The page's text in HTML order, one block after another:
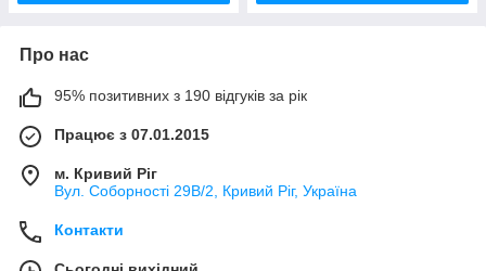
Про нас
95% позитивних з 190 відгуків за рік
Працює з 07.01.2015
м. Кривий Ріг
Вул. Соборності 29В/2, Кривий Ріг, Україна
Контакти